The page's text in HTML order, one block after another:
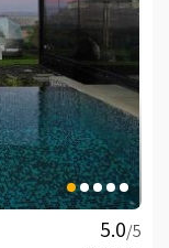
/5